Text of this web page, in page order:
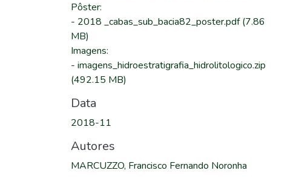
Pôster:
- 2018 _cabas_sub_bacia82_poster.pdf(7.86
MB)
Imagens:
- imagens_hidroestratigrafia_hidrolitologico.zip
(492.15 MB)
Data
2018-11
Autores
MARCUZZO, Francisco Fernando Noronha